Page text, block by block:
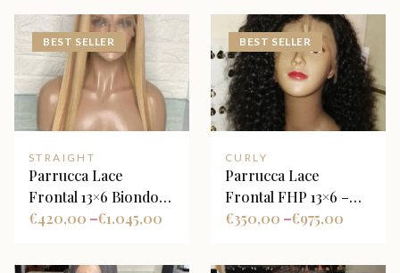
framing
Balayage
BEST SELLER
STRAIGHT
Parrucca Lace
Frontal 13×6 Biondo
Platino con Riflessi
420,00
€ – 1.045,00
€
BEST SELLER
CURLY
Parrucca Lace
Frontal FHP 13×6 –
Deep Wave
350,00
€ – 975,00
€